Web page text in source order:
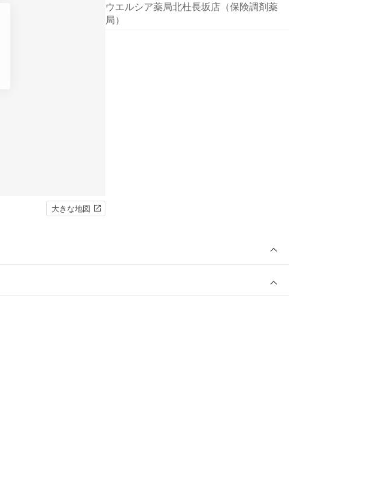
大きな地図
ウエルシア薬局北杜長坂店（保険調剤薬
局）